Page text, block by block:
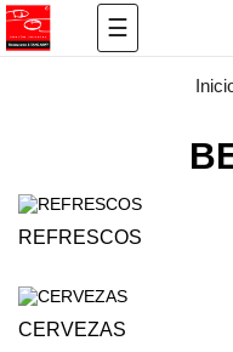
Navegación
de
☰
REFRESCOS
CERVEZAS